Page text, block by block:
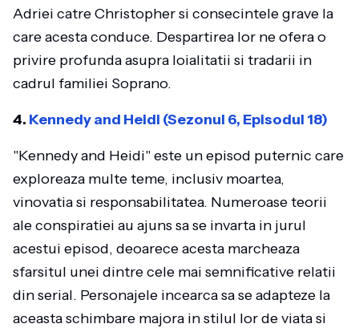
Adriei catre Christopher si consecintele grave la
care acesta conduce. Despartirea lor ne ofera o
privire profunda asupra loialitatii si tradarii in
cadrul familiei Soprano.
4. Kennedy and Heidi (Sezonul 6, Episodul 18)
"Kennedy and Heidi" este un episod puternic care
exploreaza multe teme, inclusiv moartea,
vinovatia si responsabilitatea. Numeroase teorii
ale conspiratiei au ajuns sa se invarta in jurul
acestui episod, deoarece acesta marcheaza
sfarsitul unei dintre cele mai semnificative relatii
din serial. Personajele incearca sa se adapteze la
aceasta schimbare majora in stilul lor de viata si